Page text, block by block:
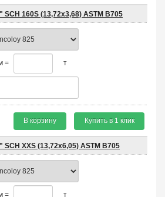
SCH 160S (13,72х3,68) ASTM B705
= т
В корзину Купить в 1 клик
SCH XXS (13,72х6,05) ASTM B705
= т